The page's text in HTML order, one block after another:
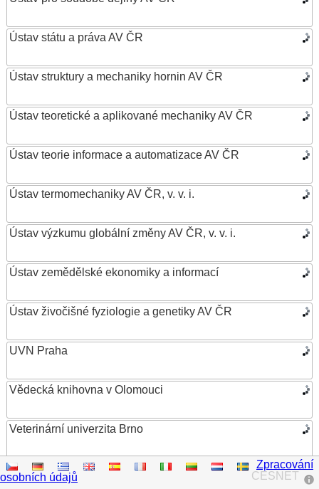
Ústav státu a práva AV ČR
Ústav struktury a mechaniky hornin AV ČR
Ústav teoretické a aplikované mechaniky AV ČR
Ústav teorie informace a automatizace AV ČR
Ústav termomechaniky AV ČR, v. v. i.
Ústav výzkumu globální změny AV ČR, v. v. i.
Ústav zemědělské ekonomiky a informací
Ústav živočišné fyziologie a genetiky AV ČR
UVN Praha
Vědecká knihovna v Olomouci
Veterinární univerzita Brno
VŠB – Technická univerzita Ostrava
CESNET
Zpracování
osobních údajů